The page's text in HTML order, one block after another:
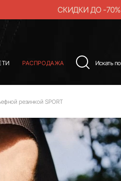
СКИДКИ ДО -70%
РАСПРОДАЖА
резинкой SPORT